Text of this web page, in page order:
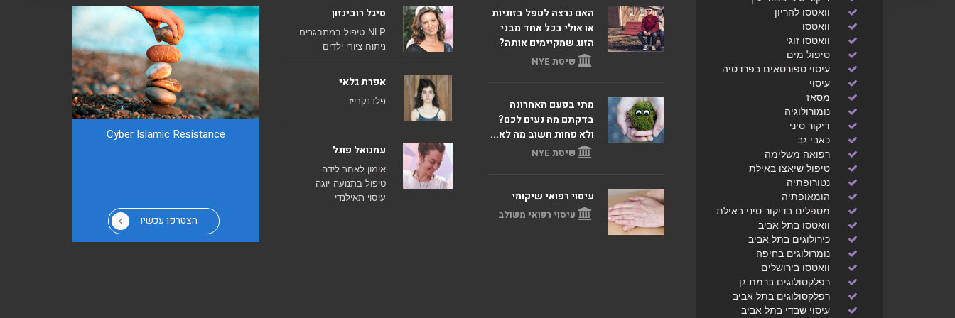
וואטסו להריון
וואטסו
וואטסו זוגי
טיפול מים
עיסוי ספורטאים בפרדסיה
עיסוי
מסאז
נומורולוגיה
דיקור סיני
כאבי גב
רפואה משלימה
טיפול שיאצו באילת
נטורופתיה
הומאופתיה
מטפלים בדיקור סיני באילת
וואטסו בתל אביב
כירולוגים בתל אביב
נומרולוגים בחיפה
וואטסו בירושלים
רפלקסולוגים ברמת גן
רפלקסולוגים בתל אביב
עיסוי שבדי בתל אביב
האם נרצה לטפל בזוגיות
או אולי בכל אחד מבני
הזוג שמקיימים אותה?
שיטת NYE
מתי בפעם האחרונה
בדקתם מה נעים לכם?
ולא פחות חשוב מה לא...
שיטת NYE
עיסוי רפואי שיקומי
עיסוי רפואי משולב
סיגל רובינזון
NLP טיפול במתבגרים
ניתוח ציורי ילדים
אפרת גלאי
פלדנקרייז
עמנואל פוגל
אימון לאחר לידה
טיפול בתנועה יוגה
עיסוי תאילנדי
Cyber ​​Islamic Resistance
הצטרפו עכשיו